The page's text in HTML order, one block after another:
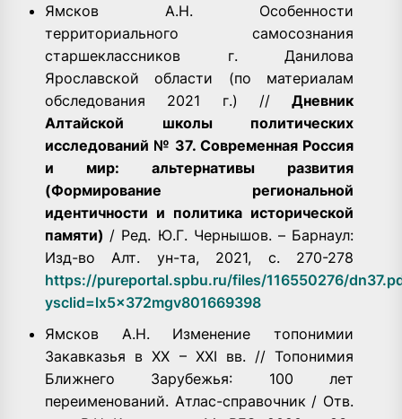
Ямсков А.Н. Особенности
территориального самосознания
старшеклассников г. Данилова
Ярославской области (по материалам
обследования 2021 г.) //Дневник
Алтайской школы политических
исследований № 37. Современная Россия
и мир: альтернативы развития
(Формирование региональной
идентичности и политика исторической
памяти) / Ред. Ю.Г. Чернышов. – Барнаул:
Изд-во Алт. ун-та, 2021, с. 270-278
https://pureportal.spbu.ru/files/116550276/
ysclid=lx5x372mgv801669398
Ямсков А.Н. Изменение топонимии
Закавказья в XX – XXI вв. // Топонимия
Ближнего Зарубежья: 100 лет
переименований. Атлас-справочник / Отв.